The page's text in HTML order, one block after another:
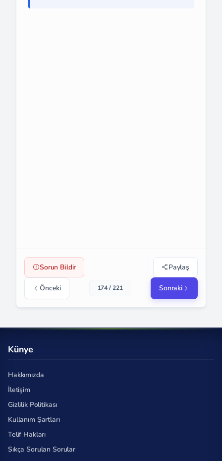
Sorun Bildir Paylaş
Önceki 174 / 221 Sonraki
Künye
Hakkımızda
İletişim
Gizlilik Politikası
Kullanım Şartları
Telif Hakları
Sıkça Sorulan Sorular